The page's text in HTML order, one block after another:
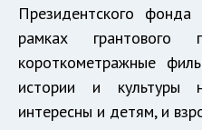
Президентского фонда
рамках грантового
короткометражные
истории и культуры
интересны и детям, и